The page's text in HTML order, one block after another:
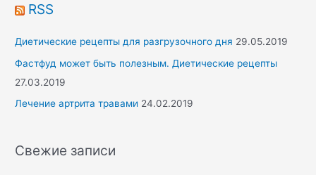
RSS
Диетические рецепты для разгрузочного дня 29.05.2019
Фастфуд может быть полезным. Диетические рецепты
27.03.2019
Лечение артрита травами 24.02.2019
Свежие записи